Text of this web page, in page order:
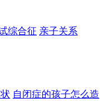
综合征 亲子关系
自闭症的孩子怎么造